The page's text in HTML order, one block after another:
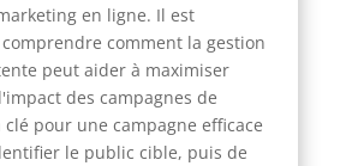
en ligne. Il est
comment la gestion
peut aider à maximiser
des campagnes de
clé pour une campagne efficace
le public cible, puis de